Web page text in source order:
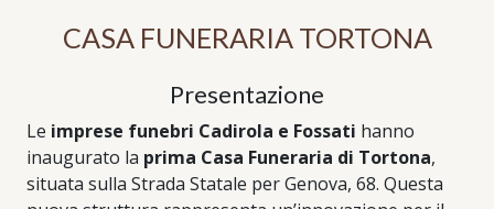
CASA FUNERARIA TORTONA
Presentazione
Le imprese funebri Cadirola e Fossati hanno
inaugurato la prima Casa Funeraria di Tortona,
situata sulla Strada Statale per Genova, 68. Questa